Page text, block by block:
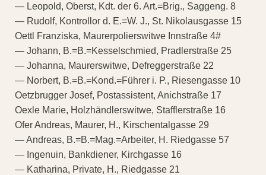
— Leopold, Oberst, Kdt. der 6. Art.=Brig., Saggeng. 8
— Rudolf, Kontrollor d. E.=W. J., St. Nikolausgasse 15
Oettl Franziska, Maurerpolierswitwe Innstraße 4#
— Johann, B.=B.=Kesselschmied, Pradlerstraße 25
— Johanna, Maurerswitwe, Defreggerstraße 22
— Norbert, B.=B.=Kond.=Führer i. P., Riesengasse 10
Oetzbrugger Josef, Postassistent, Anichstraße 17
Oexle Marie, Holzhändlerswitwe, Stafflerstraße 16
Ofer Andreas, Maurer, H., Kirschentalgasse 29
— Andreas, B.=B.=Mag.=Arbeiter, H. Riedgasse 57
— Ingenuin, Bankdiener, Kirchgasse 16
— Katharina, Private, H., Riedgasse 21